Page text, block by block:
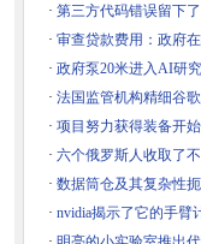
· 第三方代码错误留下
· 审查贷款费用：政府
· 政府泵20米进入AI研
· 法国监管机构精细谷
· 项目努力获得装备开
· 六个俄罗斯人收取了
· 数据筒仓及其复杂性
· nvidia揭示了它的手臂